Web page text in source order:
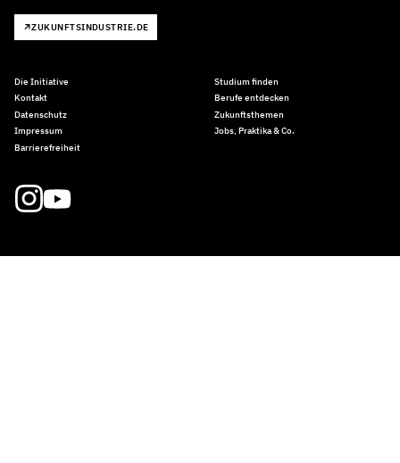
ZUKUNFTSINDUSTRIE.DE
Die Initiative
Kontakt
Datenschutz
Impressum
Barrierefreiheit
Studium finden
Berufe entdecken
Zukunftsthemen
Jobs, Praktika & Co.